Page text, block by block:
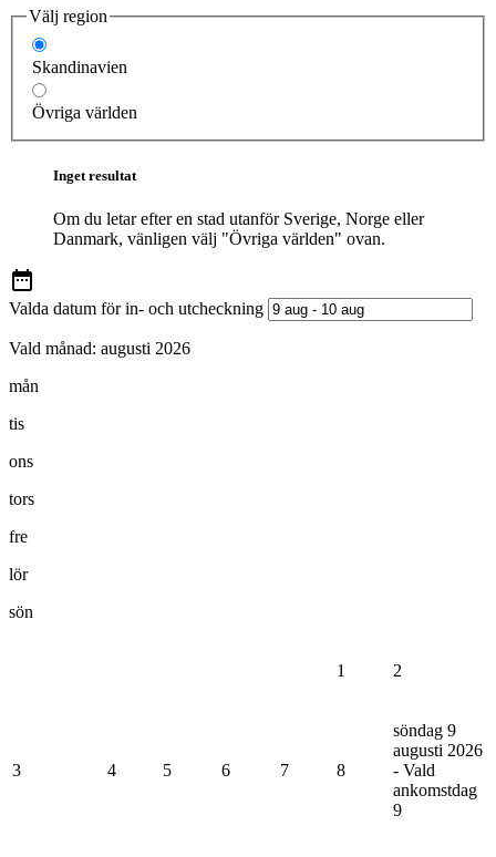
Välj region
Skandinavien
Övriga världen
Inget resultat
Om du letar efter en stad utanför Sverige, Norge eller
Danmark, vänligen välj "Övriga världen" ovan.
Valda datum för in- och utcheckning
Vald månad: augusti 2026
mån
tis
ons
tors
fre
lör
sön
1 2
3 4 5 6 7 8
söndag 9
augusti 2026
- Vald
ankomstdag
9